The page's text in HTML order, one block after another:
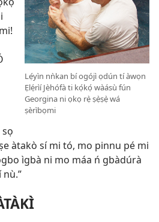
Lẹ́yìn nǹkan bí ogójì ọdún tí àwọn
Ẹlẹ́rìí Jèhófà ti kọ́kọ́ wàásù fún
Georgina ni ọkọ rẹ̀ ṣẹ̀ṣẹ̀ wá
ṣèrìbọmi
àtakò sí mi tó, mo pinnu pé mi
ìgbà ni mo máa ń gbàdúrà